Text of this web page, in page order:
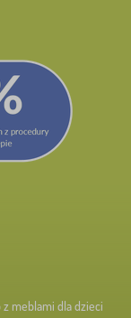
meblami dla dzieci